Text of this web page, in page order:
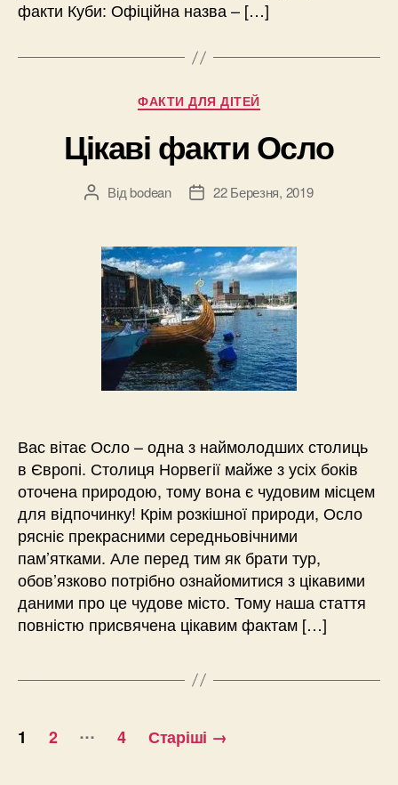
факти Куби: Офіційна назва – […]
Категорії
ФАКТИ ДЛЯ ДІТЕЙ
Цікаві факти Осло
Автор
Відbodean
Дата22 Березня, 2019
Вас вітає Осло – одна з наймолодших столиць
в Європі. Столиця Норвегії майже з усіх боків
оточена природою, тому вона є чудовим місцем
для відпочинку! Крім розкішної природи, Осло
рясніє прекрасними середньовічними
пам’ятками. Але перед тим як брати тур,
обов’язково потрібно ознайомитися з цікавими
даними про це чудове місто. Тому наша стаття
повністю присвячена цікавим фактам […]
Навігація
1 2 … 4 Старіші →